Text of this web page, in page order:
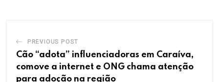
PREVIOUS POST
Cão “adota” influenciadoras em Caraíva,
comove a internet e ONG chama atenção
para adoção na região